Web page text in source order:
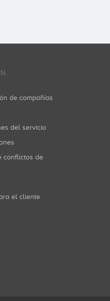
de compañías
del servicio
el cliente